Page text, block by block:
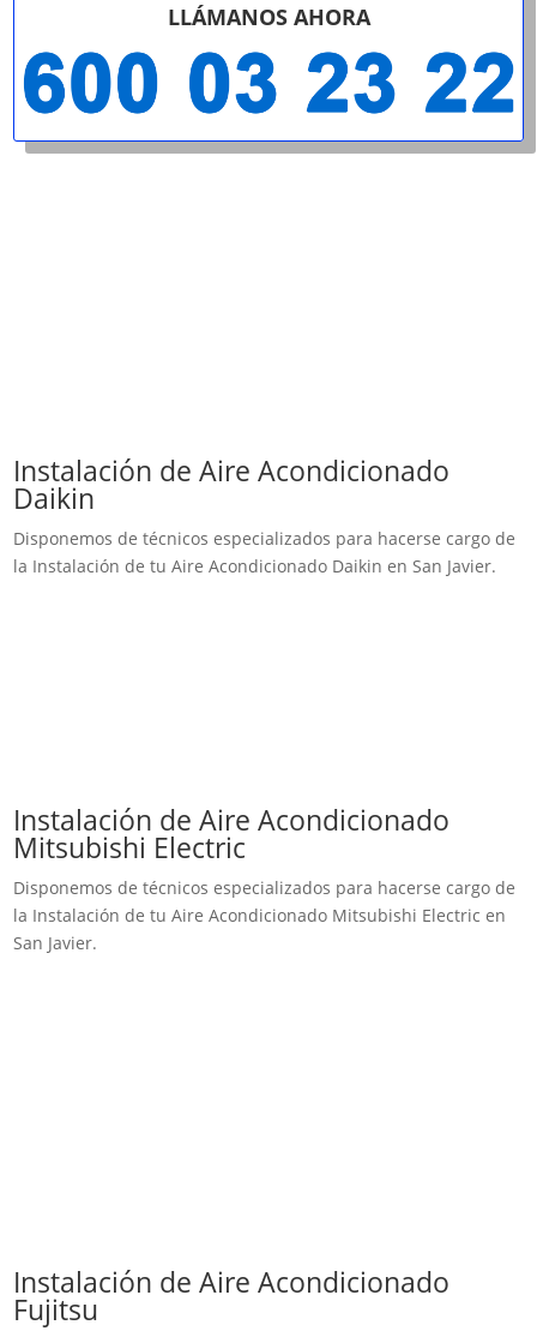
LLÁMANOS AHORA
Instalación de Aire Acondicionado
Daikin
Disponemos de técnicos especializados para hacerse cargo de
la Instalación de tu Aire Acondicionado Daikin en San Javier.
Instalación de Aire Acondicionado
Mitsubishi Electric
Disponemos de técnicos especializados para hacerse cargo de
la Instalación de tu Aire Acondicionado Mitsubishi Electric en
San Javier.
Instalación de Aire Acondicionado
Fujitsu